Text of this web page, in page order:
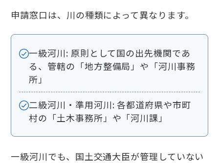
申請窓口は、川の種類によって異なります。
一級河川: 原則として国の出先機関であ
る、管轄の「地方整備局」や「河川事務
所」
二級河川・準用河川: 各都道府県や市町
村の「土木事務所」や「河川課」
一級河川でも、国土交通大臣が管理していない